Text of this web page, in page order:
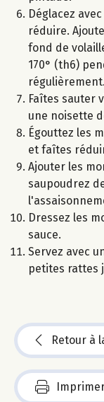
Déglacez
réduire.
fond de
170° (th6)
régulièrement.
Faîtes sauter
une noisette
Égouttez les
et faîtes
Ajouter les
saupoudrez
Dressez les
sauce.
Servez avec
petites rattes
Retour à